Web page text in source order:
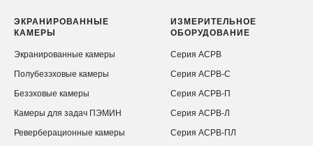
ЭКРАНИРОВАННЫЕ
КАМЕРЫ
Экранированные камеры
Полубезэховые камеры
Безэховые камеры
Камеры для задач ПЭМИН
Реверберационные камеры
ИЗМЕРИТЕЛЬНОЕ
ОБОРУДОВАНИЕ
Серия АСРВ
Серия АСРВ-С
Серия АСРВ-П
Серия АСРВ-Л
Серия АСРВ-ПЛ